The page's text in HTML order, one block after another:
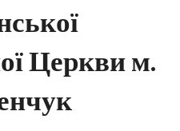
Церкви м.